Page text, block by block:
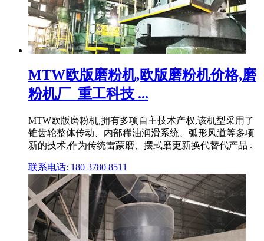
MTW欧版磨粉机,欧版磨粉机价格,磨
粉机厂_重工科技 ...
MTW欧版磨粉机,拥有多项自主技术产权,该机型采用了
锥齿轮整体传动、内部稀油润滑系统、弧形风道等多项
新的技术,作为传统雷蒙磨、摆式磨更新换代替代产品 .
联系电话: 180 3780 8511